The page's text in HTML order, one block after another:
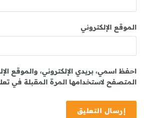
الموقع الإلكتروني
احفظ اسمي، بريدي الإلكتروني، والموقع
المتصفح لاستخدامها المرة المقبلة في